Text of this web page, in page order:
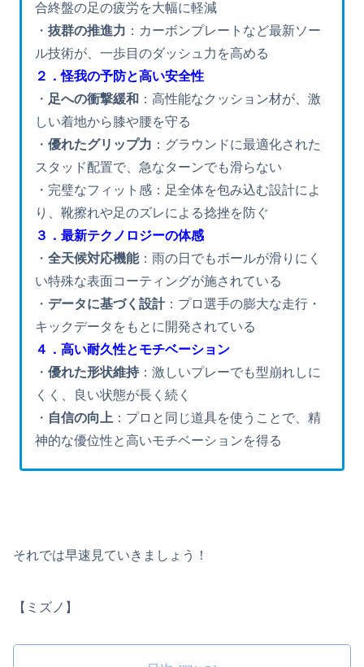
合終盤の足の疲労を大幅に軽減
・抜群の推進力 ：カーボンプレートなど最新ソー
ル技術が、一歩目のダッシュ力を高める
２．怪我の予防と高い安全性
・ 足への衝撃緩和 ：高性能なクッション材が、激
しい着地から膝や腰を守る
・優れたグリップ力 ：グラウンドに最適化された
スタッド配置で、急なターンでも滑らない
・完璧なフィット感：足全体を包み込む設計によ
り、靴擦れや足のズレによる捻挫を防ぐ
３．最新テクノロジーの体感
・全天候対応機能：雨の日でもボールが滑りにく
い特殊な表面コーティングが施されている
・ データに基づく設計：プロ選手の膨大な走行・
キックデータをもとに開発されている
４．高い耐久性とモチベーション
・優れた形状維持 ：激しいプレーでも型崩れしに
くく、良い状態が長く続く
・ 自信の向上 ：プロと同じ道具を使うことで、精
神的な優位性と高いモチベーションを得る
それでは早速見ていきましょう！
【ミズノ】